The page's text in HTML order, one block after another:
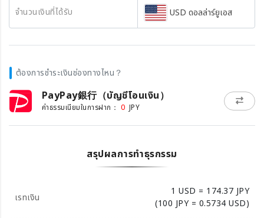
จำนวนเงินที่ได้รับ USD ดอลล่าร์ยูเอส
ต้องการชำระเงินช่องทางไหน？
PayPay銀行（บัญชีโอนเงิน）
ค่าธรรมเนียมในการฝาก： 0 JPY
สรุปผลการทำธุรกรรม
เรทเงิน
1 USD = 174.37 JPY
(100 JPY = 0.5734 USD)